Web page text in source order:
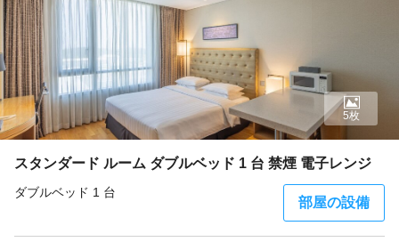
スタンダード ルーム ダブルベッド 1 台 禁煙 電子レンジ
ダブルベッド 1 台
部屋の設備
5枚